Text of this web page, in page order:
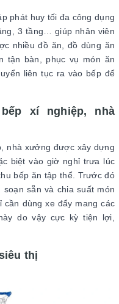
phát huy tối đa công dụng
3 tầng… giúp nhân viên
nhiều đồ ăn, đồ dùng ăn
tận bàn, phục vụ món ăn
liên tục ra vào bếp để
xí nghiệp, nhà
nhà xưởng được xây dựng
biệt vào giờ nghỉ trưa lúc
bếp ăn tập thể. Trước đó
sẵn và chia suất món
dùng xe đẩy mang các
do vậy cực kỳ tiện lợi,
thị